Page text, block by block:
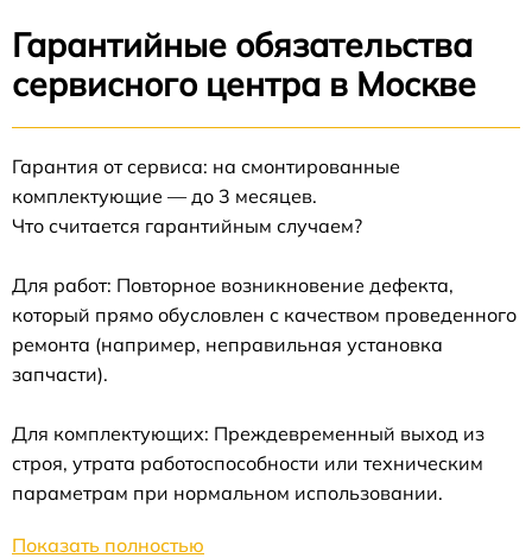
Гарантийные обязательства
сервисного центра в Москве
Гарантия от сервиса: на смонтированные
комплектующие — до 3 месяцев.
Что считается гарантийным случаем?
Для работ: Повторное возникновение дефекта,
который прямо обусловлен с качеством проведенного
ремонта (например, неправильная установка
запчасти).
Для комплектующих: Преждевременный выход из
строя, утрата работоспособности или техническим
параметрам при нормальном использовании.
Показать полностью